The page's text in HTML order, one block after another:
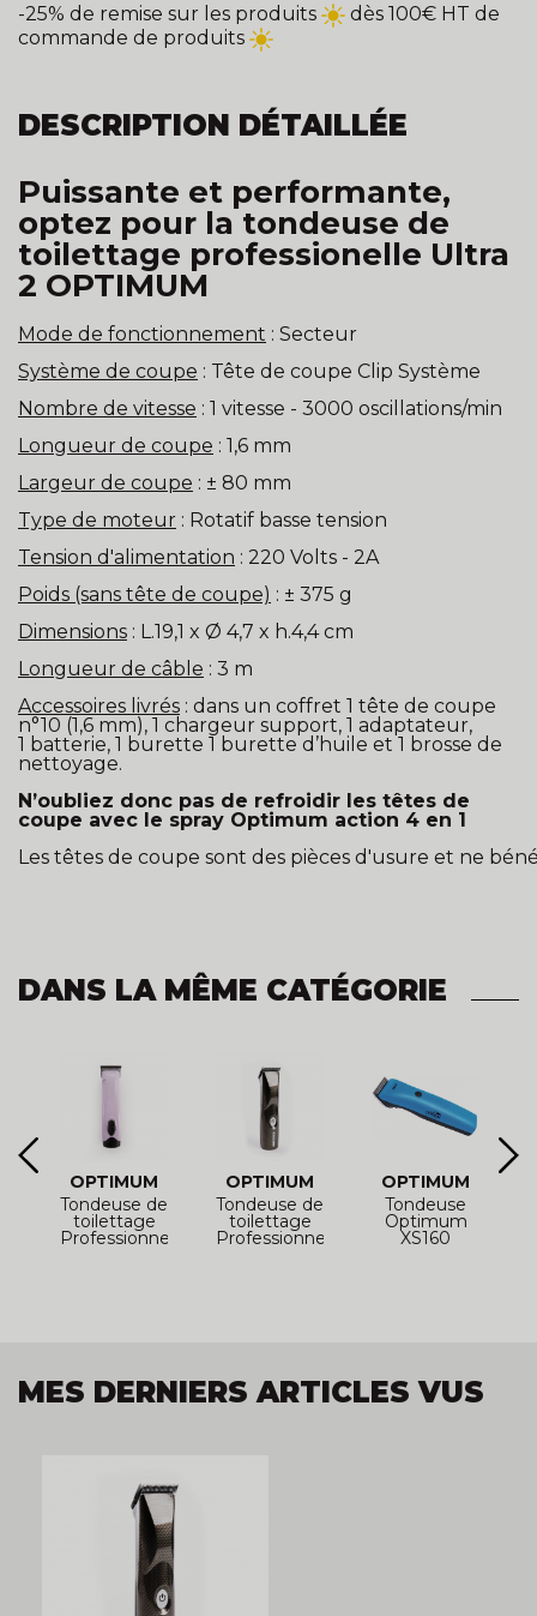
-25% de remise sur les produits
dès 100€ HT de
commande de produits
DESCRIPTION DÉTAILLÉE
Puissante et performante,
optez pour la tondeuse de
toilettage professionelle Ultra
2 OPTIMUM
Mode de fonctionnement : Secteur
Système de coupe : Tête de coupe Clip Système
Nombre de vitesse : 1 vitesse - 3000 oscillations/min
Longueur de coupe : 1,6 mm
Largeur de coupe : ± 80 mm
Type de moteur : Rotatif basse tension
Tension d'alimentation : 220 Volts - 2A
Poids (sans tête de coupe) : ± 375 g
Dimensions : L.19,1 x Ø 4,7 x h.4,4 cm
Longueur de câble : 3 m
Accessoires livrés : dans un coffret 1 tête de coupe
n°10 (1,6 mm), 1 chargeur support, 1 adaptateur,
1 batterie, 1 burette 1 burette d’huile et 1 brosse de
nettoyage.
N’oubliez donc pas de refroidir les têtes de
coupe avec le spray Optimum action 4 en 1
Les têtes de coupe sont des pièces d'usure et ne
DANS LA MÊME CATÉGORIE
OPTIMUM
Tondeuse de
toilettage
Professionnelle
OPTIMUM
Tondeuse de
toilettage
Professionnelle
OPTIMUM
Tondeuse
Optimum
XS160
MES DERNIERS ARTICLES VUS